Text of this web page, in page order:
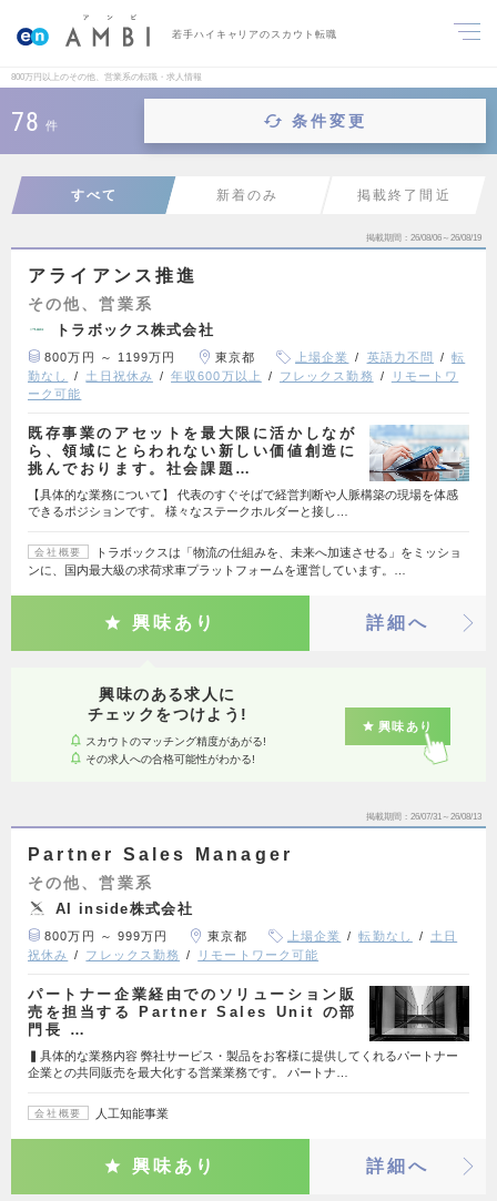
若手ハイキャリアのスカウト転職
800万円以上のその他、営業系の転職・求人情報
78 件 条件変更
すべて 新着のみ 掲載終了間近
掲載期間 26/08/06～26/08/19
アライアンス推進
その他、営業系
トラボックス株式会社
800万円 ～ 1199万円 東京都 上場企業 英語力不問
転
勤なし
土日祝休み 年収600万以上 フレックス勤務
リモートワ
ーク可能
既存事業のアセットを最大限に活かしなが
ら、領域にとらわれない新しい価値創造に
挑んでおります。社会課題…
【具体的な業務について】 代表のすぐそばで経営判断や人脈構築の現場を体感
できるポジションです。 様々なステークホルダーと接し…
会社概要
トラボックスは「物流の仕組みを、未来へ加速させる」をミッショ
ンに、国内最大級の求荷求車プラットフォームを運営しています。…
興味あり 詳細へ
興味のある求人に
チェックをつけよう!
スカウトのマッチング精度があがる!
その求人への合格可能性がわかる!
興味あり
掲載期間 26/07/31～26/08/13
Partner Sales Manager
その他、営業系
AI inside株式会社
800万円 ～ 999万円 東京都 上場企業 転勤なし
土日
祝休み
フレックス勤務 リモートワーク可能
パートナー企業経由でのソリューション販
売を担当する Partner Sales Unit の部
門長 …
▍具体的な業務内容 弊社サービス・製品をお客様に提供してくれるパートナー
企業との共同販売を最大化する営業業務です。 パートナ…
会社概要 人工知能事業
興味あり 詳細へ